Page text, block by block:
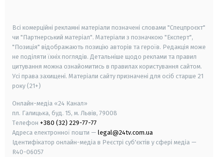
Всі комерційні рекламні матеріали позначені словами "Спецпроєкт"
чи "Партнерський матеріал". Матеріали з позначкою "Експерт",
"Позиція" відображають позицію авторів та героїв. Редакція може
не поділяти їхніх поглядів. Детальніше щодо реклами та правил
цитування можна ознайомитись в правилах користування сайтом.
Усі права захищені. Матеріали сайту призначені для осіб старше 21
року (21+)
Онлайн-медіа «24 Канал»
пл. Галицька, буд. 15, м. Львів, 79008
Телефон +380 (32) 229-77-77
Адреса електронної пошти — legal@24tv.com.ua
Ідентифікатор онлайн-медіа в Реєстрі суб'єктів у сфері медіа —
R40-06057